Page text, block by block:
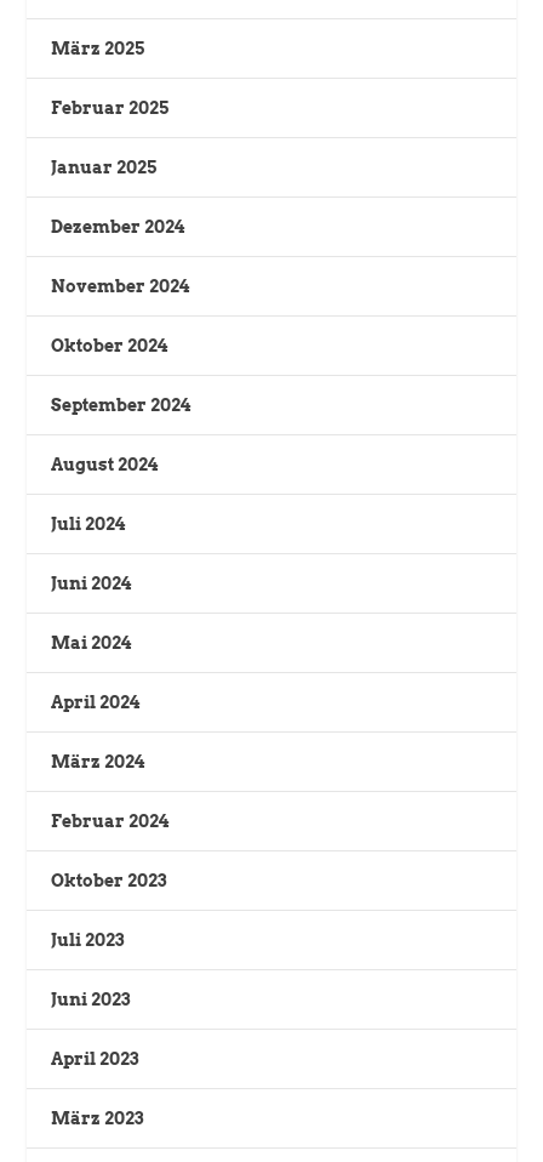
März 2025
Februar 2025
Januar 2025
Dezember 2024
November 2024
Oktober 2024
September 2024
August 2024
Juli 2024
Juni 2024
Mai 2024
April 2024
März 2024
Februar 2024
Oktober 2023
Juli 2023
Juni 2023
April 2023
März 2023